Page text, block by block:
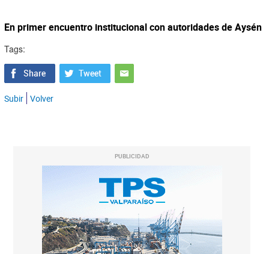
En primer encuentro institucional con autoridades de Aysén
Tags:
Subir Volver
PUBLICIDAD